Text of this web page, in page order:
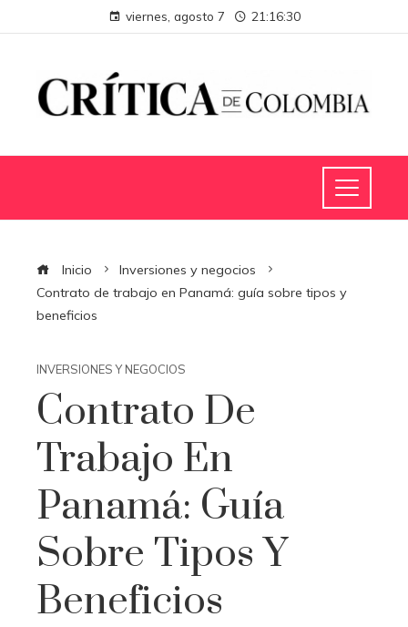
viernes, agosto 7 21:16:31
Inicio
Inversiones y negocios
Contrato de trabajo en Panamá: guía sobre tipos y
beneficios
INVERSIONES Y NEGOCIOS
Contrato De
Trabajo En
Panamá: Guía
Sobre Tipos Y
Beneficios